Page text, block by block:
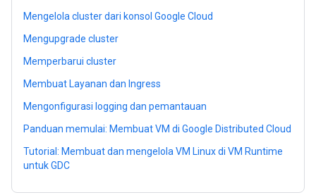
Mengelola cluster dari konsol Google Cloud
Mengupgrade cluster
Memperbarui cluster
Membuat Layanan dan Ingress
Mengonfigurasi logging dan pemantauan
Panduan memulai: Membuat VM di Google Distributed Cloud
Tutorial: Membuat dan mengelola VM Linux di VM Runtime
untuk GDC